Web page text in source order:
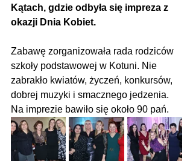
Kątach, gdzie odbyła się impreza z
okazji Dnia Kobiet.
Zabawę zorganizowała rada rodziców
szkoły podstawowej w Kotuni. Nie
zabrakło kwiatów, życzeń, konkursów,
dobrej muzyki i smacznego jedzenia.
Na imprezie bawiło się około 90 pań.